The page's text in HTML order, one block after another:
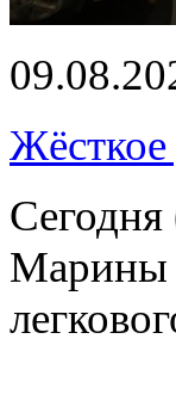
Сегодня
Марины